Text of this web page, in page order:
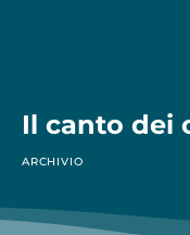
Il canto dei
ARCHIVIO